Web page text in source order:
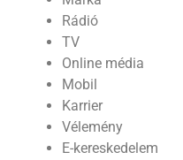
Rádió
TV
Online média
Mobil
Karrier
Vélemény
E-kereskedelem